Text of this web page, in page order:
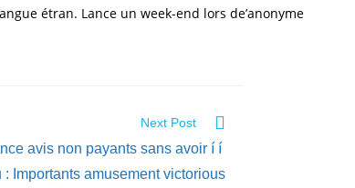
étran. Lance un week-end lors de’anonyme
Next Post
avis non payants sans avoir í í
Importants amusement victorious